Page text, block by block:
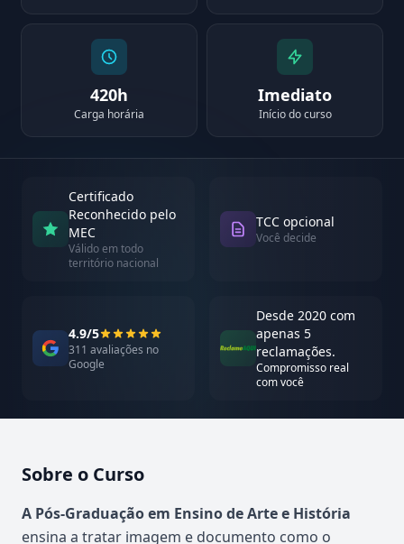
420h
Carga horária
Imediato
Início do curso
Certificado
Reconhecido pelo
MEC
Válido em todo
território nacional
TCC opcional
Você decide
4.9/5
311 avaliações no
Google
Desde 2020 com
apenas 5
reclamações.
Compromisso real
com você
Sobre o Curso
Atualizado em abril de 2026
A Pós-Graduação em Ensino de Arte e História
ensina a tratar imagem e documento como o